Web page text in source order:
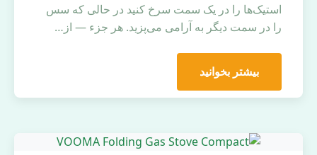
استیک‌ها را در یک سمت سرخ کنید در حالی که سس
را در سمت دیگر به آرامی می‌پزید. هر جزء — از…
بیشتر بخوانید